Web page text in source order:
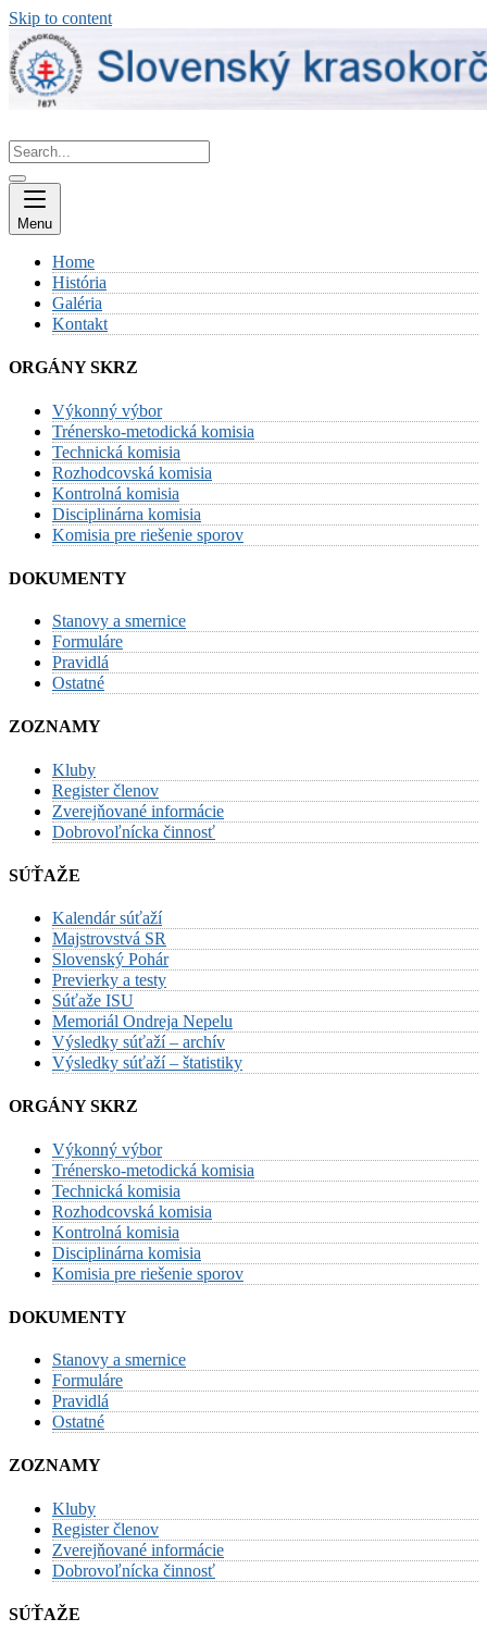
Skip to content
Menu
Home
História
Galéria
Kontakt
ORGÁNY SKRZ
Výkonný výbor
Trénersko-metodická komisia
Technická komisia
Rozhodcovská komisia
Kontrolná komisia
Disciplinárna komisia
Komisia pre riešenie sporov
DOKUMENTY
Stanovy a smernice
Formuláre
Pravidlá
Ostatné
ZOZNAMY
Kluby
Register členov
Zverejňované informácie
Dobrovoľnícka činnosť
SÚŤAŽE
Kalendár súťaží
Majstrovstvá SR
Slovenský Pohár
Previerky a testy
Súťaže ISU
Memoriál Ondreja Nepelu
Výsledky súťaží – archív
Výsledky súťaží – štatistiky
ORGÁNY SKRZ
Výkonný výbor
Trénersko-metodická komisia
Technická komisia
Rozhodcovská komisia
Kontrolná komisia
Disciplinárna komisia
Komisia pre riešenie sporov
DOKUMENTY
Stanovy a smernice
Formuláre
Pravidlá
Ostatné
ZOZNAMY
Kluby
Register členov
Zverejňované informácie
Dobrovoľnícka činnosť
SÚŤAŽE